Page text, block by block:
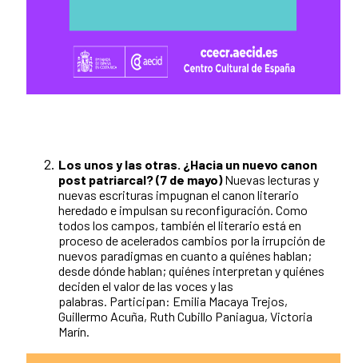
Los unos y las otras. ¿Hacia un nuevo canon
post patriarcal? (7 de mayo)Nuevas lecturas y
nuevas escrituras impugnan el canon literario
heredado e impulsan su reconfiguración. Como
todos los campos, también el literario está en
proceso de acelerados cambios por la irrupción de
nuevos paradigmas en cuanto a quiénes hablan;
desde dónde hablan; quiénes interpretan y quiénes
deciden el valor de las voces y las
palabras. Participan: Emilia Macaya Trejos,
Guillermo Acuña, Ruth Cubillo Paniagua, Victoria
Marín.